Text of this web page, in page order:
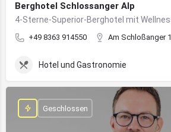
Berghotel Schlossanger Alp
+49 8363 914550 Am Schloßanger 1
Hotel und Gastronomie
Geschlossen